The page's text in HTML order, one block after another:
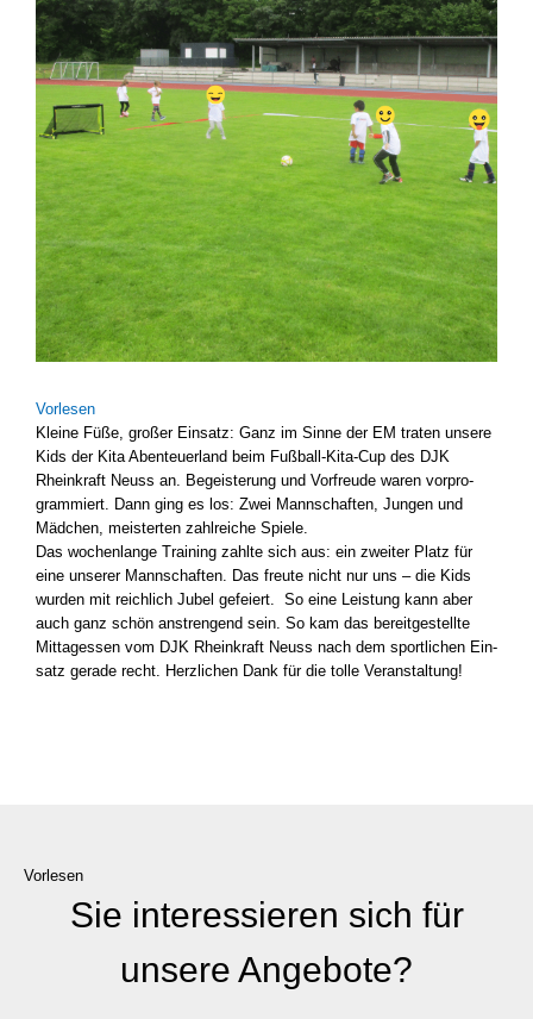
Vor­le­sen
Klei­ne Füße, gro­ßer Ein­satz: Ganz im Sin­ne der EM tra­ten unse­re
Kids der Kita Aben­teu­er­land beim Fußball-Kita-Cup des DJK
Rhein­kraft Neuss an. Begeis­te­rung und Vor­freu­de waren vor­pro­
gram­miert. Dann ging es los: Zwei Mann­schaf­ten, Jun­gen und
Mäd­chen, meis­ter­ten zahl­rei­che Spie­le.
Das wochen­lan­ge Trai­ning zahl­te sich aus: ein zwei­ter Platz für
eine unse­rer Mann­schaf­ten. Das freu­te nicht nur uns – die Kids
wur­den mit reich­lich Jubel gefei­ert. So eine Leis­tung kann aber
auch ganz schön anstren­gend sein. So kam das bereit­ge­stell­te
Mit­tag­essen vom DJK Rhein­kraft Neuss nach dem sport­li­chen Ein­
satz gera­de recht. Herz­li­chen Dank für die tol­le Ver­an­stal­tung!
Vorlesen
Sie interessieren sich für
unsere Angebote?